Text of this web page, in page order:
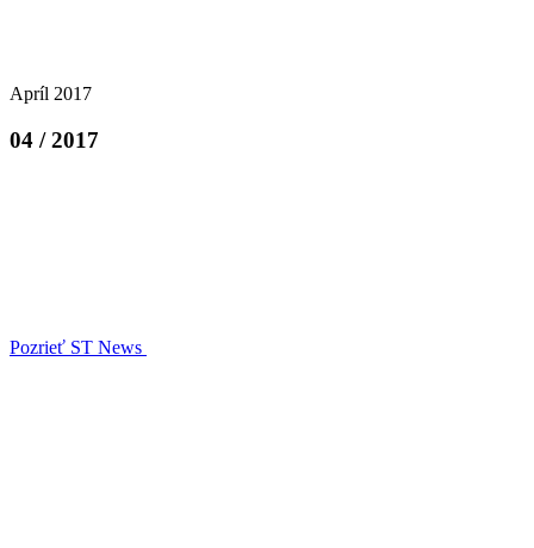
Apríl 2017
04 / 2017
Pozrieť ST News